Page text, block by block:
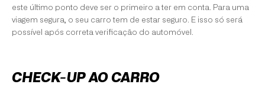
este último ponto deve ser o primeiro a ter em conta. Para uma
viagem segura, o seu carro tem de estar seguro. E isso só será
possível após correta verificação do automóvel.
CHECK-UP AO CARRO